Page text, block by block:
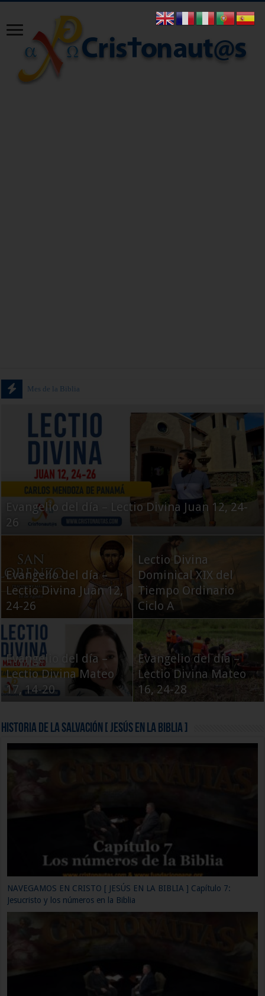
Mes de la Biblia
Jornada Mundial de la Juventud 2016
Evangelio del día – Lectio Divina Juan 12, 24-
26
Evangelio del día –
Lectio Divina Juan 12,
24-26
Lectio Divina
Dominical XIX del
Tiempo Ordinario
Ciclo A
Evangelio del día –
Lectio Divina Mateo
17, 14-20
Evangelio del día –
Lectio Divina Mateo
16, 24-28
Historia de la Salvación [ Jesús en la Biblia ]
NAVEGAMOS EN CRISTO [ JESÚS EN LA BIBLIA ] Capítulo 4: ¿Por
qué Jesucristo dijo «Yo Soy» y que significa?